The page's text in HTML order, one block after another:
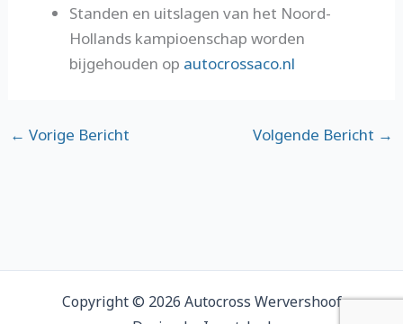
Standen en uitslagen van het Noord-
Hollands kampioenschap worden
bijgehouden op autocrossaco.nl
← Vorige Bericht Volgende Bericht →
Copyright © 2026 Autocross Wervershoof